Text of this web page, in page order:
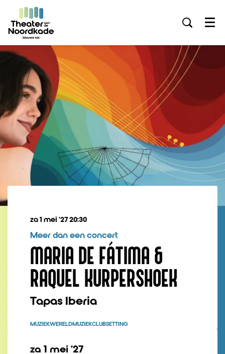
Menu
MARIA DE FÁTIMA &
RAQUEL KURPERSHOEK
Tapas Iberia
Meer dan een concert
za 1 mei ’2720:30
MUZIEKWERELDMUZIEKCLUBSETTING
za 1 mei ’27